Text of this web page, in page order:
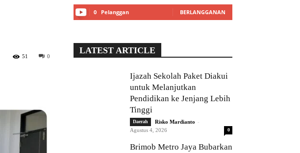
0
51
0 Pelanggan BERLANGGANAN
LATEST ARTICLE
Ijazah Sekolah Paket Diakui
untuk Melanjutkan
Pendidikan ke Jenjang Lebih
Tinggi
Daerah Risko Mardianto -
Agustus 4, 2026 0
Brimob Metro Jaya Bubarkan